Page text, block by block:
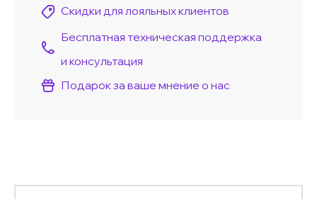
Скидки для лояльных клиентов
Бесплатная техническая поддержка
и консультация
Подарок за ваше мнение о нас